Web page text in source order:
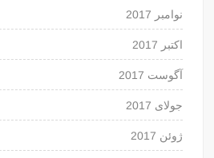
نوامبر 2017
اکتبر 2017
آگوست 2017
جولای 2017
ژوئن 2017